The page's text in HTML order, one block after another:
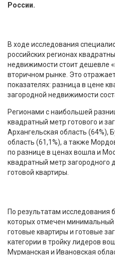
России.
В ходе исследования
российских регионах
недвижимости стоит дешевле
вторичном рынке. Это
показателях: разница в цене
загородной недвижимости
Регионами с наибольшей
квадратный метр готового и
Архангельская область (64%),
область (61,1%), а также
по разнице в ценах вошла и
квадратный метр загородного
готовой квартиры.
По результатам исследования
которых отмечен
готовые квартиры и готовые
категории в тройку лидеров
Мурманская и Ивановская